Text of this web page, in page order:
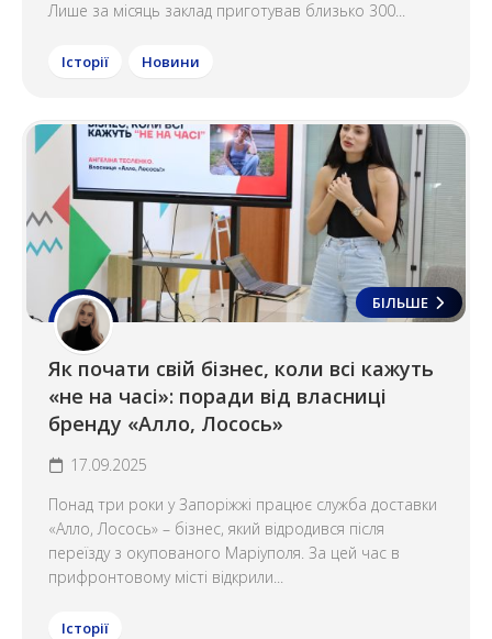
Лише за місяць заклад приготував близько 300...
Історії Новини
БІЛЬШЕ
Як почати свій бізнес, коли всі кажуть
«не на часі»: поради від власниці
бренду «Алло, Лосось»
17.09.2025
Понад три роки у Запоріжжі працює служба доставки
«Алло, Лосось» – бізнес, який відродився після
переїзду з окупованого Маріуполя. За цей час в
прифронтовому місті відкрили...
Історії